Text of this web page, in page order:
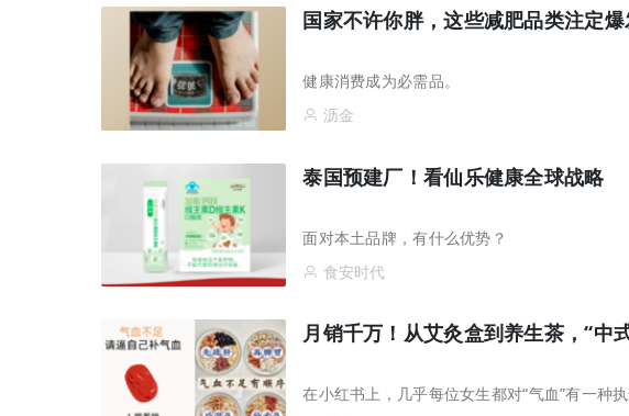
国家不许你胖，这些减肥品类注定
健康消费成为必需品。
沥金
泰国预建厂！看仙乐健康全球战略
面对本土品牌，有什么优势？
食安时代
月销千万！从艾灸盒到养生茶，“中
在小红书上，几乎每位女生都对“气血”有一种执